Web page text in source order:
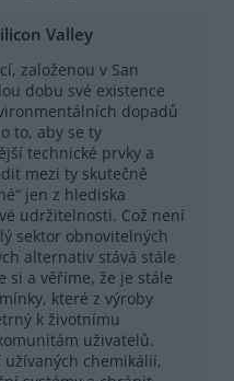
Valley
založenou v San
dobu své existence
dopadů
to, aby se ty
technické prvky a
mezi ty skutečně
jen z hlediska
udržitelnosti. Což není
sektor obnovitelných
alternativ stává stále
si a věříme, že je stále
které z výroby
k životnímu
uživatelů.
chemikálií,